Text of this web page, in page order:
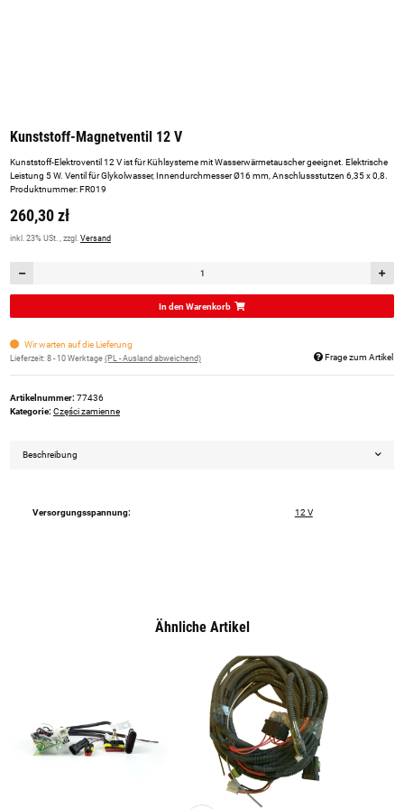
Kunststoff-Magnetventil 12 V
Kunststoff-Elektroventil 12 V ist für Kühlsysteme mit Wasserwärmetauscher geeignet. Elektrische
Leistung 5 W. Ventil für Glykolwasser, Innendurchmesser Ø16 mm, Anschlussstutzen 6,35 x 0,8.
Produktnummer: FR019
260,30 zł
inkl. 23% USt. , zzgl. Versand
In den Warenkorb
Wir warten auf die Lieferung
Lieferzeit: 8 - 10 Werktage (PL - Ausland abweichend) Frage zum Artikel
Artikelnummer: 77436
Kategorie: Części zamienne
Beschreibung
Versorgungsspannung: 12 V
Ähnliche Artikel